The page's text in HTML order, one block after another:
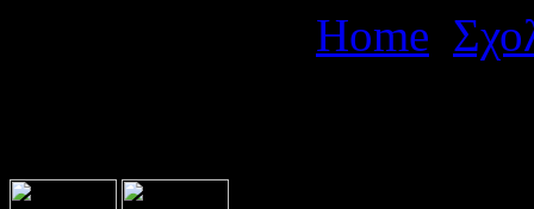
Home